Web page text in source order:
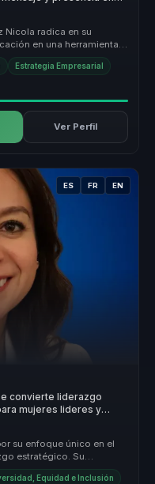
Nicola radica en su
en una herramienta
Estrategia Empresarial
Ver Perfil
ES FR EN
convierte liderazgo
mujeres lideres y
su enfoque único en el
estratégico. Su
Equidad e Inclusión